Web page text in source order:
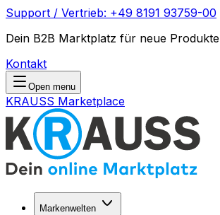
Support / Vertrieb: +49 8191 93759-00
Dein B2B Marktplatz für neue Produkte
Kontakt
Open menu
KRAUSS Marketplace
Markenwelten